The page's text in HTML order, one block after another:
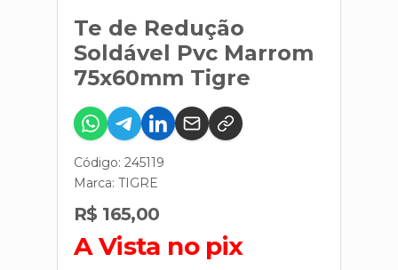
Te de Redução
Soldável Pvc Marrom
75x60mm Tigre
Código: 245119
Marca: TIGRE
R$ 165,00
A Vista no pix